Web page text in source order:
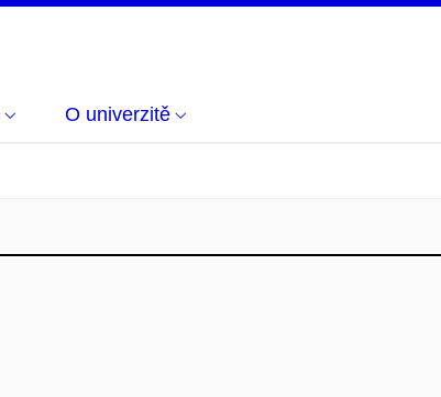
O univerzitě